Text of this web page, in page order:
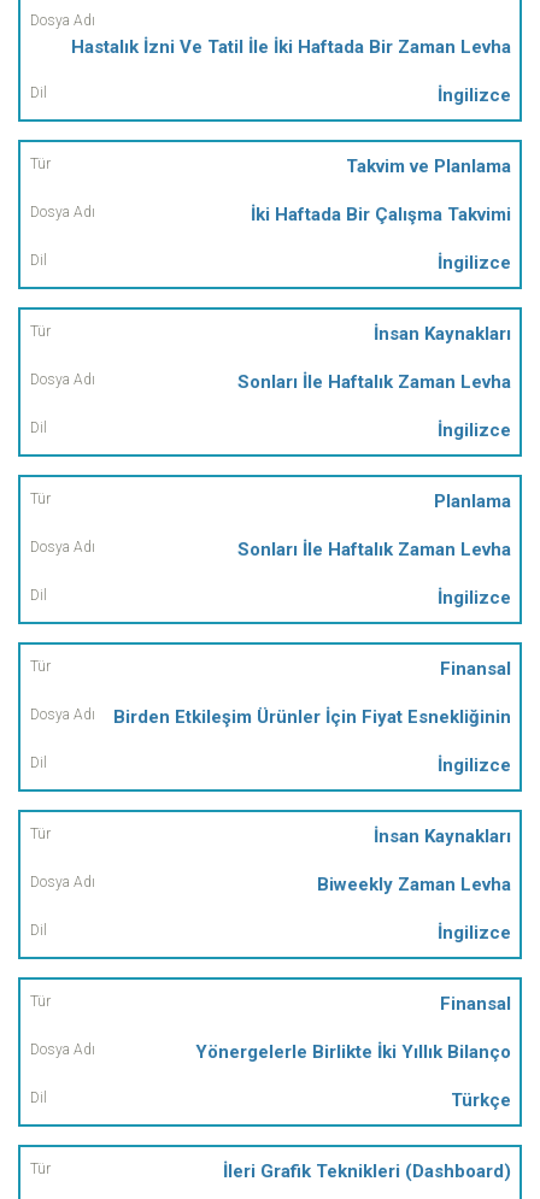
Hastalık İzni Ve Tatil İle İki Haftada Bir Zaman Levha
İngilizce
Takvim ve Planlama
İki Haftada Bir Çalışma Takvimi
İngilizce
İnsan Kaynakları
Sonları İle Haftalık Zaman Levha
İngilizce
Planlama
Sonları İle Haftalık Zaman Levha
İngilizce
Finansal
Birden Etkileşim Ürünler İçin Fiyat Esnekliğinin
İngilizce
İnsan Kaynakları
Biweekly Zaman Levha
İngilizce
Finansal
Yönergelerle Birlikte İki Yıllık Bilanço
Türkçe
İleri Grafik Teknikleri (Dashboard)